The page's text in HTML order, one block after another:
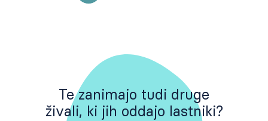
Te zanimajo tudi druge
živali, ki jih oddajo lastniki?